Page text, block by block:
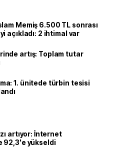
Memiş 6.500 TL sonrası
açıkladı: 2 ihtimal var
artış: Toplam tutar
1. ünitede türbin tesisi
artıyor: İnternet
92,3'e yükseldi